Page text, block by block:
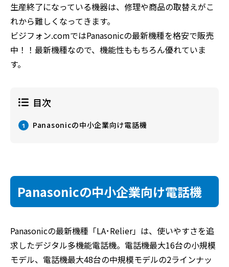
生産終了になっている機器は、修理や商品の取替えがこ
れから難しくなってきます。
ビジフォン.comではPanasonicの最新機種を格安で販売
中！！最新機種なので、機能性ももちろん優れていま
す。
目次
1 Panasonicの中小企業向け電話機
Panasonicの中小企業向け電話機
Panasonicの最新機種「LA･Relier」は、使いやすさを追
求したデジタル多機能電話機。電話機最大16台の小規模
モデル、電話機最大48台の中規模モデルの2ラインナッ